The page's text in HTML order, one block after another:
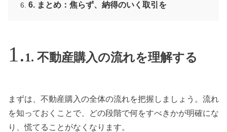
6. まとめ：焦らず、納得のいく取引を
1. 不動産購入の流れを理解する
まずは、不動産購入の全体の流れを把握しましょう。流れ
を知っておくことで、どの段階で何をすべきかが明確にな
り、慌てることがなくなります。